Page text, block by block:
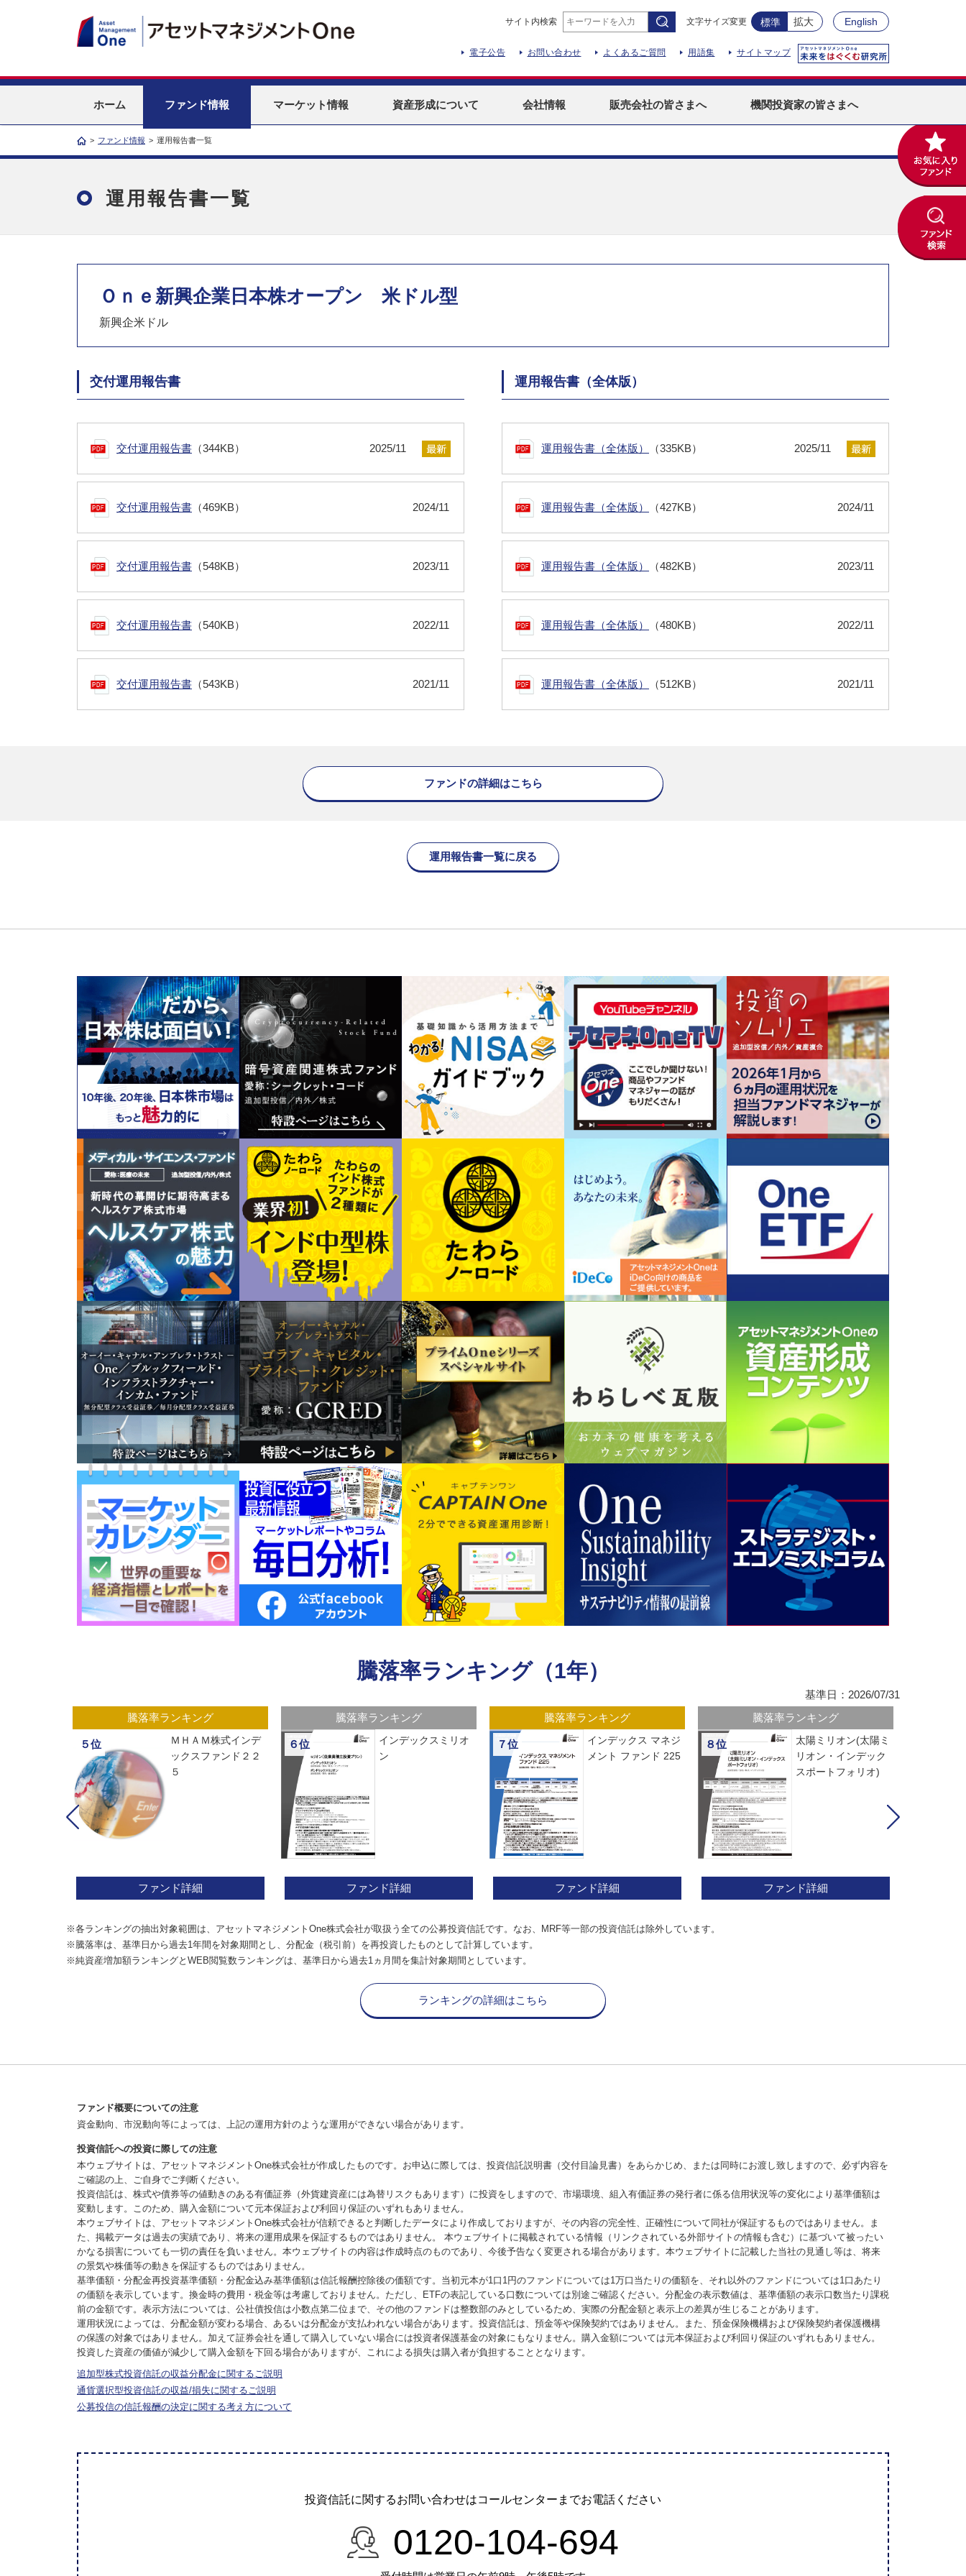
サイト内検索 文字サイズ変更 標準 拡大 English
電子公告 お問い合わせ よくあるご質問 用語集 サイトマップ
ホーム ファンド情報 マーケット情報 資産形成について 会社情報 販売会社の皆さまへ 機関投資家の皆さまへ
> ファンド情報 > 運用報告書一覧
運用報告書一覧
Ｏｎｅ新興企業日本株オープン 米ドル型
新興企米ドル
交付運用報告書
交付運用報告書 （344KB） 2025/11
交付運用報告書 （469KB） 2024/11
交付運用報告書 （548KB） 2023/11
交付運用報告書 （540KB） 2022/11
交付運用報告書 （543KB） 2021/11
運用報告書（全体版）
運用報告書（全体版） （335KB） 2025/11
運用報告書（全体版） （427KB） 2024/11
運用報告書（全体版） （482KB） 2023/11
運用報告書（全体版） （480KB） 2022/11
運用報告書（全体版） （512KB） 2021/11
ファンドの詳細はこちら
運用報告書一覧に戻る
騰落率ランキング（1年）
基準日：2026/07/31
騰落率ランキング
５位
ＭＨＡＭ株式インデ
ックスファンド２２
５
ファンド詳細
騰落率ランキング
６位
インデックスミリオ
ン
ファンド詳細
騰落率ランキング
７位
インデックス マネジ
メント ファンド 225
ファンド詳細
騰落率ランキング
８位
太陽ミリオン(太陽ミ
リオン・インデック
スポートフォリオ)
ファンド詳細
※各ランキングの抽出対象範囲は、アセットマネジメントOne株式会社が取扱う全ての公募投資信託です。なお、MRF等一部の投資信託は除外しています。
※騰落率は、基準日から過去1年間を対象期間とし、分配金（税引前）を再投資したものとして計算しています。
※純資産増加額ランキングとWEB閲覧数ランキングは、基準日から過去1ヵ月間を集計対象期間としています。
ランキングの詳細はこちら
ファンド概要についての注意
資金動向、市況動向等によっては、上記の運用方針のような運用ができない場合があります。
投資信託への投資に際しての注意
本ウェブサイトは、アセットマネジメントOne株式会社が作成したものです。お申込に際しては、投資信託説明書（交付目論見書）をあらかじめ、または同時にお渡し致しますので、必ず内容を
ご確認の上、ご自身でご判断ください。
投資信託は、株式や債券等の値動きのある有価証券（外貨建資産には為替リスクもあります）に投資をしますので、市場環境、組入有価証券の発行者に係る信用状況等の変化により基準価額は
変動します。このため、購入金額について元本保証および利回り保証のいずれもありません。
本ウェブサイトは、アセットマネジメントOne株式会社が信頼できると判断したデータにより作成しておりますが、その内容の完全性、正確性について同社が保証するものではありません。ま
た、掲載データは過去の実績であり、将来の運用成果を保証するものではありません。 本ウェブサイトに掲載されている情報（リンクされている外部サイトの情報も含む）に基づいて被ったい
かなる損害についても一切の責任を負いません。本ウェブサイトの内容は作成時点のものであり、今後予告なく変更される場合があります。本ウェブサイトに記載した当社の見通し等は、将来
の景気や株価等の動きを保証するものではありません。
基準価額・分配金再投資基準価額・分配金込み基準価額は信託報酬控除後の価額です。当初元本が1口1円のファンドについては1万口当たりの価額を、それ以外のファンドについては1口あたり
の価額を表示しています。換金時の費用・税金等は考慮しておりません。ただし、ETFの表記している口数については別途ご確認ください。分配金の表示数値は、基準価額の表示口数当たり課税
前の金額です。表示方法については、公社債投信は小数点第二位まで、その他のファンドは整数部のみとしているため、実際の分配金額と表示上の差異が生じることがあります。
運用状況によっては、分配金額が変わる場合、あるいは分配金が支払われない場合があります。投資信託は、預金等や保険契約ではありません。また、預金保険機構および保険契約者保護機構
の保護の対象ではありません。加えて証券会社を通して購入していない場合には投資者保護基金の対象にもなりません。購入金額については元本保証および利回り保証のいずれもありません。
投資した資産の価値が減少して購入金額を下回る場合がありますが、これによる損失は購入者が負担することとなります。
追加型株式投資信託の収益分配金に関するご説明
通貨選択型投資信託の収益/損失に関するご説明
公募投信の信託報酬の決定に関する考え方について
投資信託に関するお問い合わせはコールセンターまでお電話ください
0120-104-694